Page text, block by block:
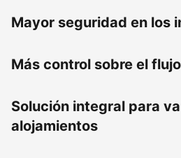
Mayor seguridad en los
Más control sobre el
Solución integral para
alojamientos